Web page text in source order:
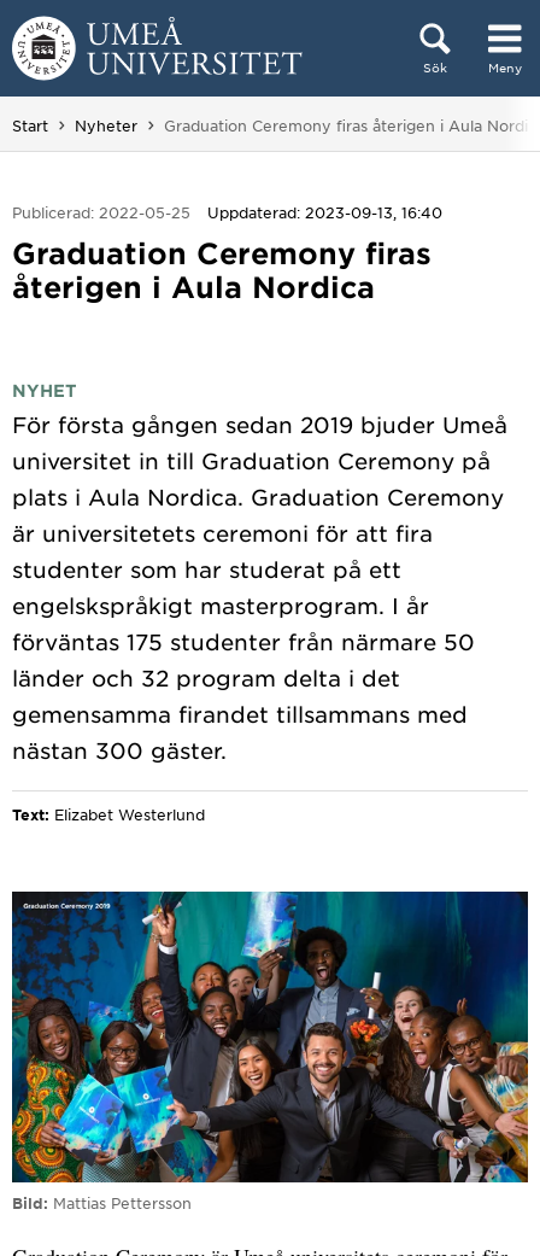
Hoppa direkt till innehållet
Sök Meny
Huvudmenyn dold.
Start Nyheter Du är här:
Graduation Ceremony firas återigen i Aula
Publicerad: 2022-05-25 Uppdaterad: 2023-09-13, 16:40
Graduation Ceremony firas
återigen i Aula Nordica
NYHET
För första gången sedan 2019 bjuder Umeå
universitet in till Graduation Ceremony på
plats i Aula Nordica. Graduation Ceremony
är universitetets ceremoni för att fira
studenter som har studerat på ett
engelskspråkigt masterprogram. I år
förväntas 175 studenter från närmare 50
länder och 32 program delta i det
gemensamma firandet tillsammans med
Text: Elizabet Westerlund
Bild Mattias Pettersson